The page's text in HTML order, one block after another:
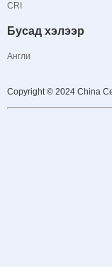
CRI
Бусад хэлээр
Англи
Copyright © 2024 China